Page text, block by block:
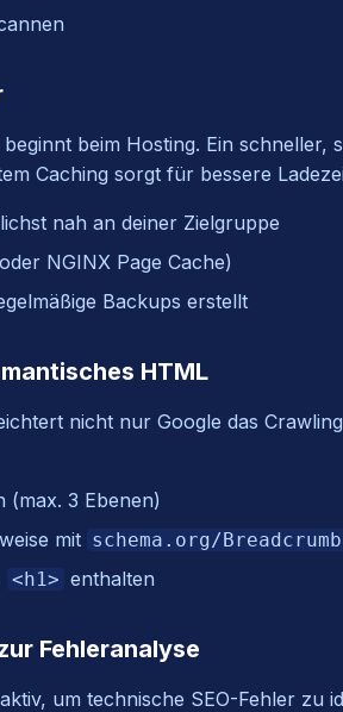
beim Hosting. Ein schneller,
Caching sorgt für bessere
nah an deiner Zielgruppe
NGINX Page Cache)
Backups erstellt
HTML
nicht nur Google das
3 Ebenen)
mit schema.org/
<h1> enthalten
Fehleranalyse
um technische SEO-Fehler zu